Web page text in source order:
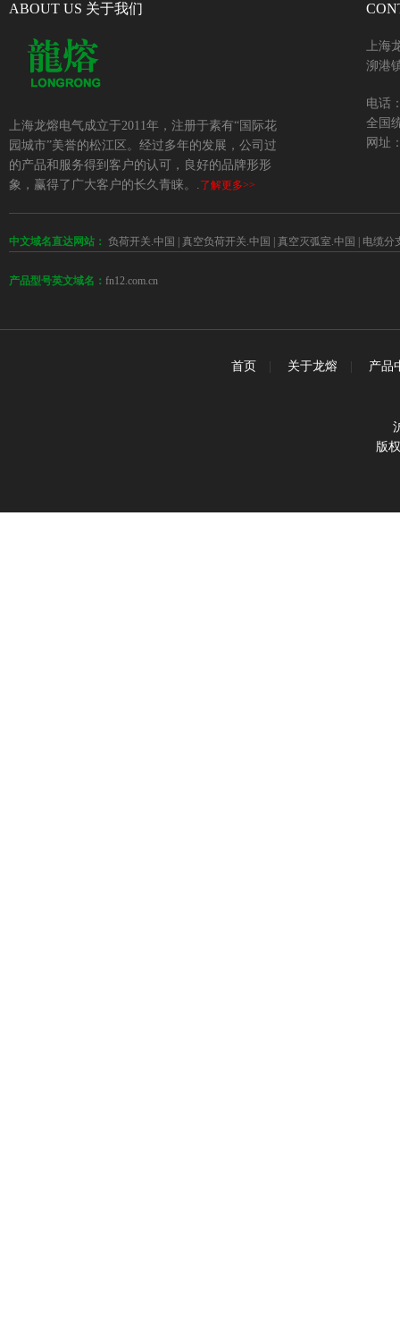
ABOUT US 关于我们
上海龙熔电气成立于2011年，注册于素有“国际花
园城市”美誉的松江区。经过多年的发展，公司过
的产品和服务得到客户的认可，良好的品牌形形
象，赢得了广大客户的长久青睐。.了解更多>>
上海
泖港
电话
全国
网址
中文域名直达网站： 负荷开关.中国 真空负荷开关.中国 真空灭弧室.中国 电缆分
产品型号英文域名： fn12.com.cn
首页 关于龙熔 产品
版